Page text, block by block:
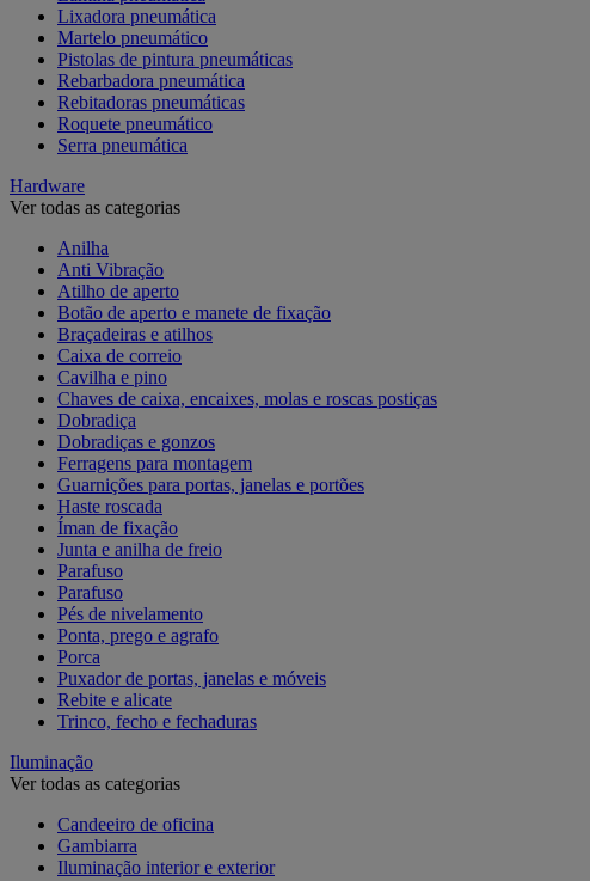
Lixadora pneumática
Martelo pneumático
Pistolas de pintura pneumáticas
Rebarbadora pneumática
Rebitadoras pneumáticas
Roquete pneumático
Serra pneumática
Hardware
Ver todas as categorias
Anilha
Anti Vibração
Atilho de aperto
Botão de aperto e manete de fixação
Braçadeiras e atilhos
Caixa de correio
Cavilha e pino
Chaves de caixa, encaixes, molas e roscas postiças
Dobradiça
Dobradiças e gonzos
Ferragens para montagem
Guarnições para portas, janelas e portões
Haste roscada
Íman de fixação
Junta e anilha de freio
Parafuso
Parafuso
Pés de nivelamento
Ponta, prego e agrafo
Porca
Puxador de portas, janelas e móveis
Rebite e alicate
Trinco, fecho e fechaduras
Iluminação
Ver todas as categorias
Candeeiro de oficina
Gambiarra
Iluminação interior e exterior